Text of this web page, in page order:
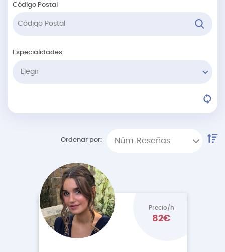
Código Postal
Especialidades
Elegir
Ordenar por: Núm. Reseñas
Precio/h
82€